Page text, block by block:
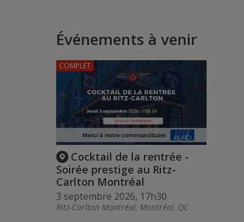
Événements à venir
Cocktail de la rentrée -
Soirée prestige au Ritz-
Carlton Montréal
3 septembre 2026, 17h30
Ritz-Carlton Montréal, Montréal, QC
COMPLET